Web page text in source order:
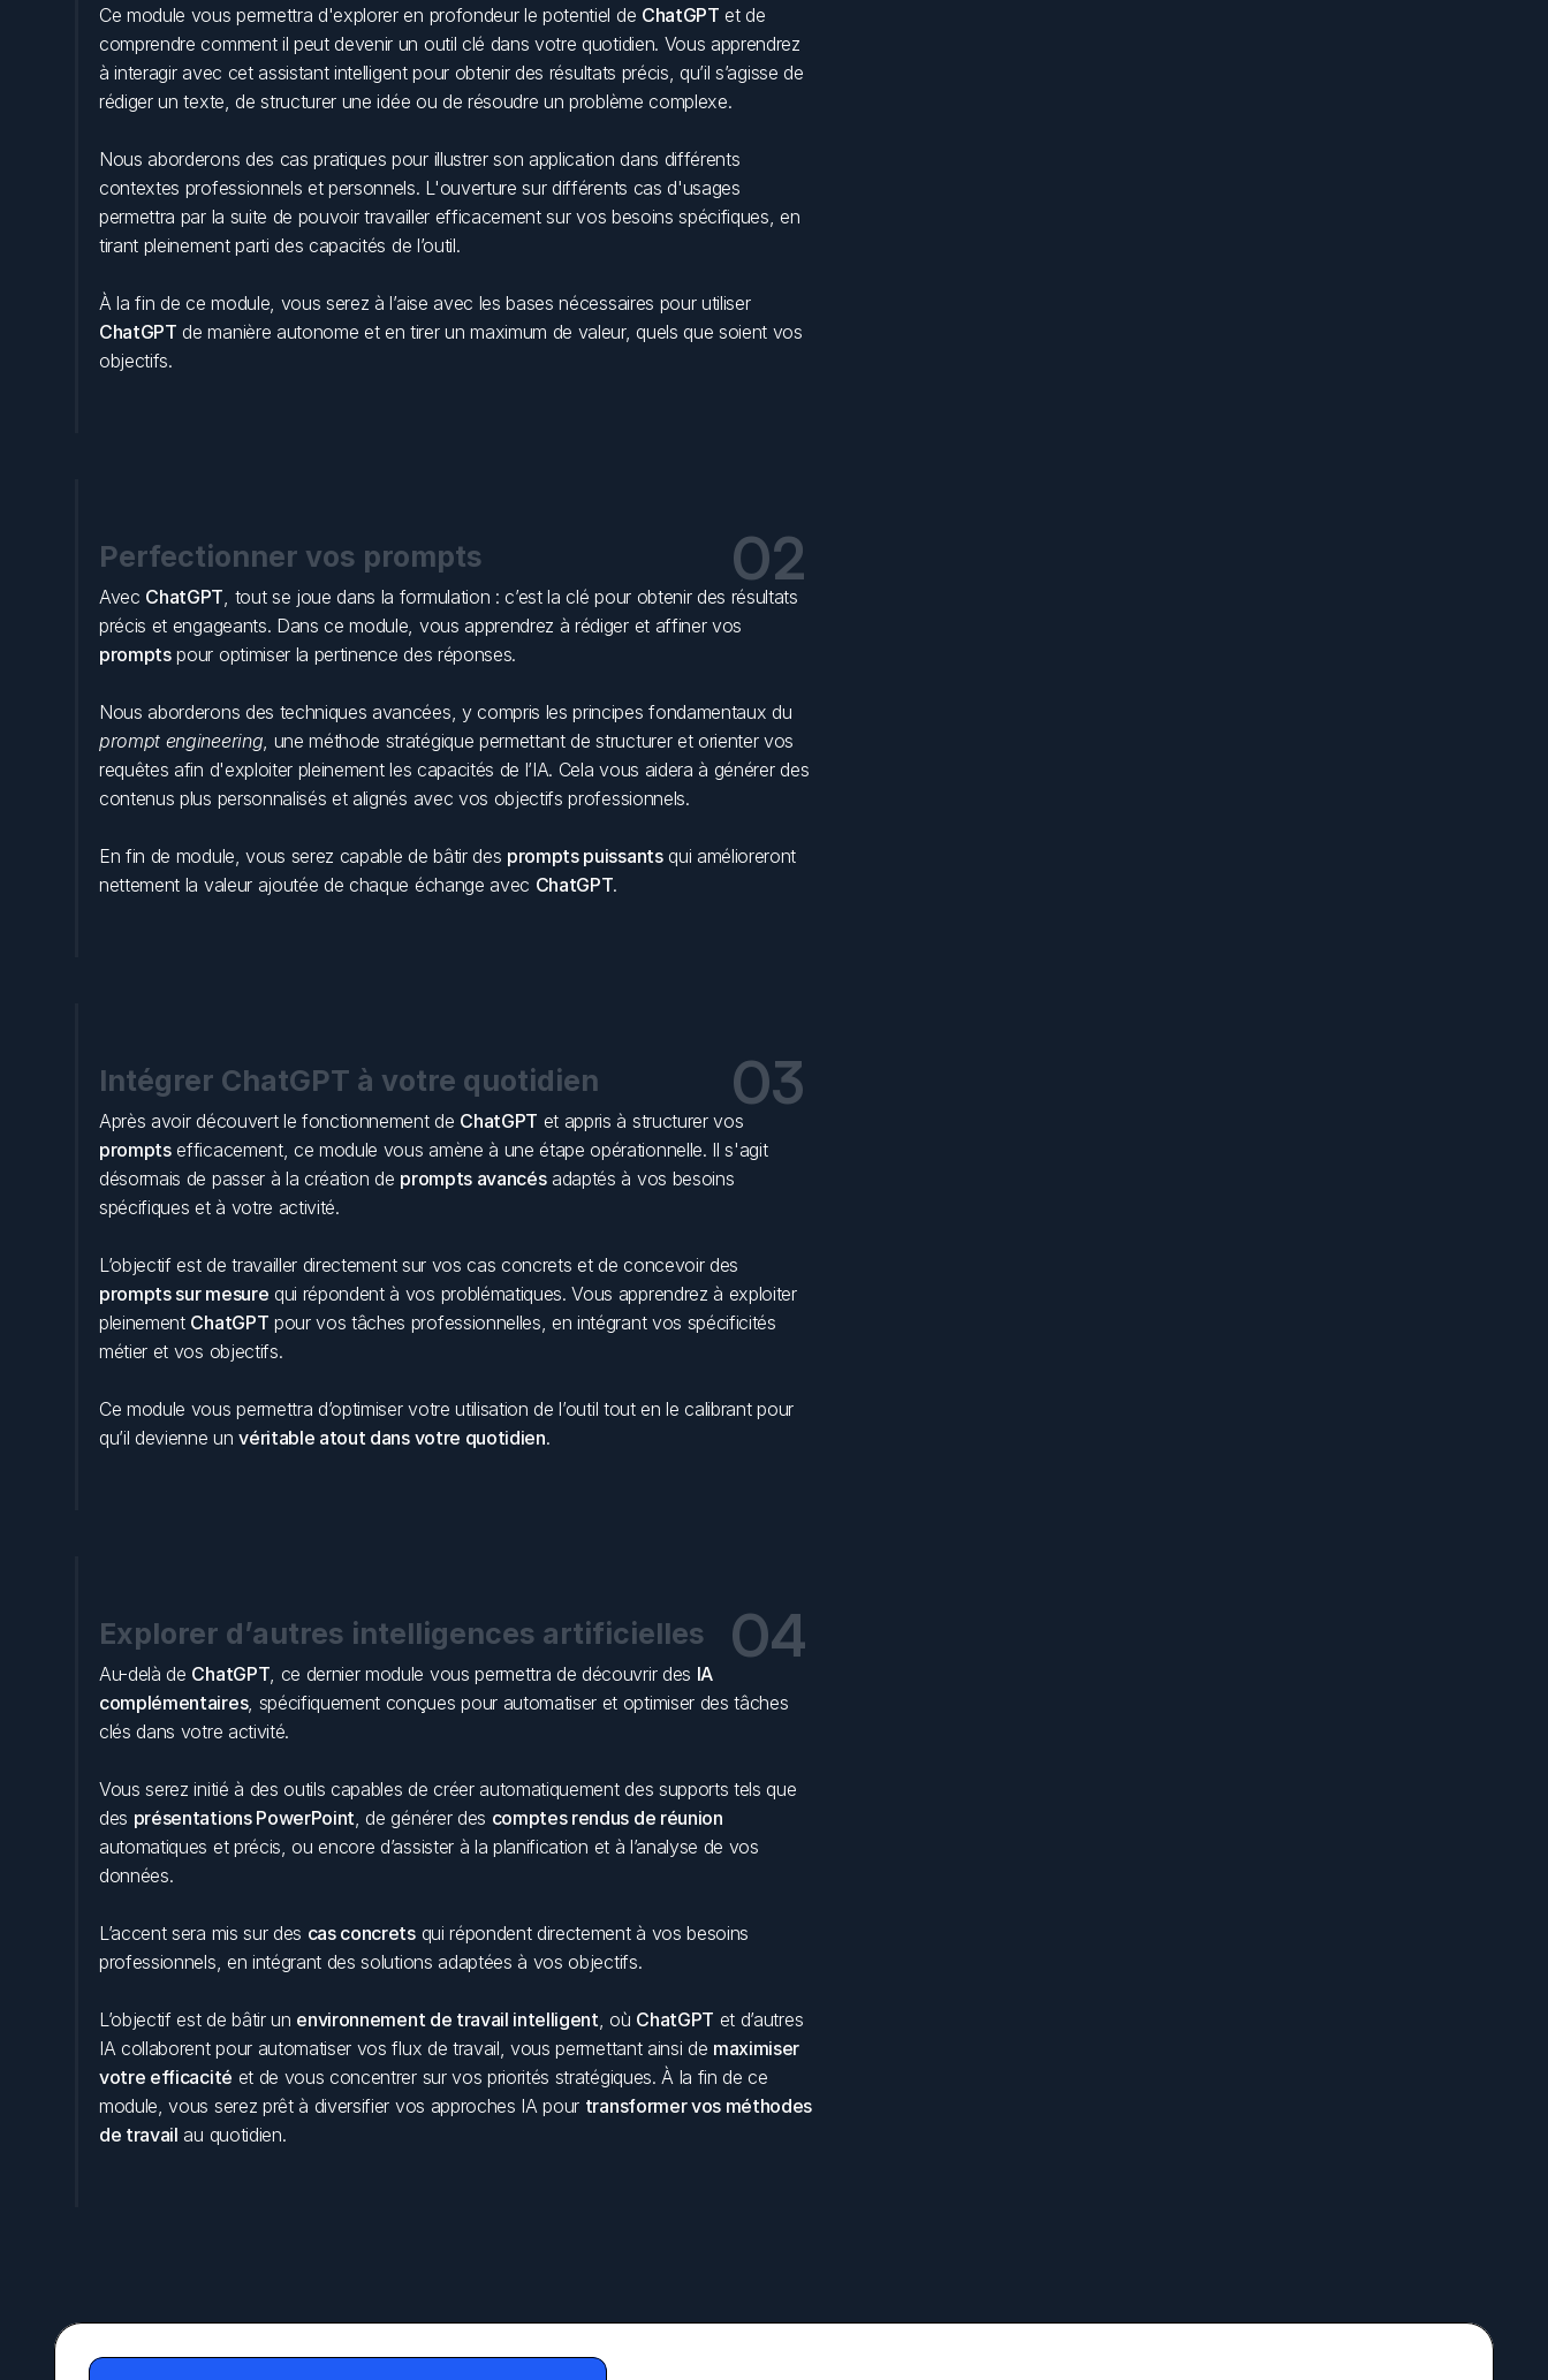
Ce module vous permettra d'explorer en profondeur le potentiel de ChatGPT et de
comprendre comment il peut devenir un outil clé dans votre quotidien. Vous apprendrez
à interagir avec cet assistant intelligent pour obtenir des résultats précis, qu’il s’agisse de
rédiger un texte, de structurer une idée ou de résoudre un problème complexe.
Nous aborderons des cas pratiques pour illustrer son application dans différents
contextes professionnels et personnels. L'ouverture sur différents cas d'usages
permettra par la suite de pouvoir travailler efficacement sur vos besoins spécifiques, en
tirant pleinement parti des capacités de l’outil.
À la fin de ce module, vous serez à l’aise avec les bases nécessaires pour utiliser
ChatGPT de manière autonome et en tirer un maximum de valeur, quels que soient vos
objectifs.
Perfectionner vos prompts 02
Avec ChatGPT, tout se joue dans la formulation : c’est la clé pour obtenir des résultats
prompts pour optimiser la pertinence des réponses.
prompt engineering, une méthode stratégique permettant de structurer et orienter vos
requêtes afin d'exploiter pleinement les capacités de l’IA. Cela vous aidera à générer des
contenus plus personnalisés et alignés avec vos objectifs professionnels.
En fin de module, vous serez capable de bâtir des prompts puissants qui amélioreront
nettement la valeur ajoutée de chaque échange avec ChatGPT.
Intégrer ChatGPT à votre quotidien 03
Après avoir découvert le fonctionnement de ChatGPT
prompts efficacement, ce module vous amène à une étape opérationnelle. Il s'agit
désormais de passer à la création de prompts avancés adaptés à vos besoins
spécifiques et à votre activité.
prompts sur mesure qui répondent à vos problématiques. Vous apprendrez à exploiter
pleinement ChatGPT pour vos tâches professionnelles, en intégrant vos spécificités
métier et vos objectifs.
Ce module vous permettra d’optimiser votre utilisation de l’outil tout en le calibrant pour
qu’il devienne un véritable atout dans votre quotidien.
Explorer d’autres intelligences artificielles 04
Au-delà de ChatGPT, ce dernier module vous permettra de découvrir des IA
complémentaires, spécifiquement conçues pour automatiser et optimiser des tâches
clés dans votre activité.
Vous serez initié à des outils capables de créer automatiquement des supports tels que
des présentations PowerPoint, de générer des comptes rendus de réunion
automatiques et précis, ou encore d’assister à la planification et à l’analyse de vos
données.
L’accent sera mis sur des cas concrets qui répondent directement à vos besoins
professionnels, en intégrant des solutions adaptées à vos objectifs.
L’objectif est de bâtir un environnement de travail intelligent, où ChatGPT et d’autres
IA collaborent pour automatiser vos flux de travail, vous permettant ainsi de maximiser
votre efficacité et de vous concentrer sur vos priorités stratégiques. À la fin de ce
module, vous serez prêt à diversifier vos approches IA pour transformer vos méthodes
de travail au quotidien.